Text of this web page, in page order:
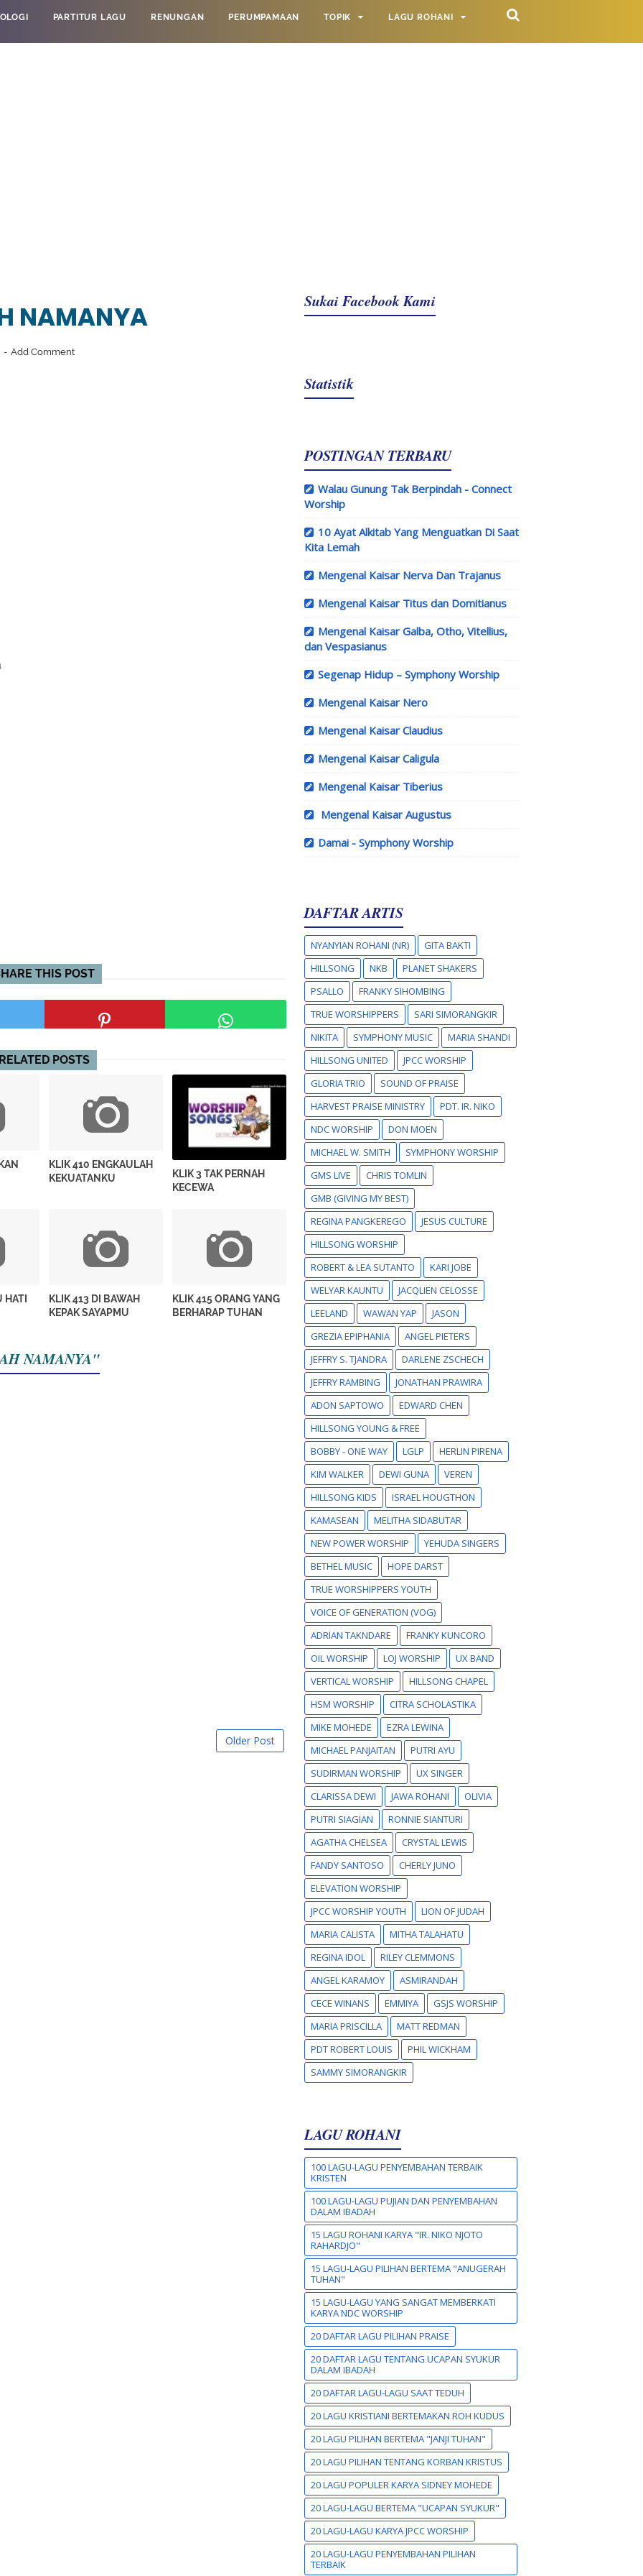
PARTITUR LAGU RENUNGAN PERUMPAMAAN TOPIK LAGU ROHANI
NAMANYA
Add Comment
THIS POST
RELATED POSTS
KLIK 410 ENGKAULAH
KEKUATANKU
KLIK 3 TAK PERNAH
KECEWA
HATI
KLIK 413 DI BAWAH
KEPAK SAYAPMU
KLIK 415 ORANG YANG
BERHARAP TUHAN
NAMANYA"
Older Post
Sukai Facebook Kami
Statistik
POSTINGAN TERBARU
Walau Gunung Tak Berpindah - Connect
Worship
10 Ayat Alkitab Yang Menguatkan Di Saat
Kita Lemah
Mengenal Kaisar Nerva Dan Trajanus
Mengenal Kaisar Titus dan Domitianus
Mengenal Kaisar Galba, Otho, Vitellius,
dan Vespasianus
Segenap Hidup – Symphony Worship
Mengenal Kaisar Nero
Mengenal Kaisar Claudius
Mengenal Kaisar Caligula
Mengenal Kaisar Tiberius
Mengenal Kaisar Augustus
Damai - Symphony Worship
DAFTAR ARTIS
NYANYIAN ROHANI (NR)
GITA BAKTI
HILLSONG
NKB
PLANET SHAKERS
PSALLO
FRANKY SIHOMBING
TRUE WORSHIPPERS
SARI SIMORANGKIR
NIKITA
SYMPHONY MUSIC
MARIA SHANDI
HILLSONG UNITED
JPCC WORSHIP
GLORIA TRIO
SOUND OF PRAISE
HARVEST PRAISE MINISTRY
PDT. IR. NIKO
NDC WORSHIP
DON MOEN
MICHAEL W. SMITH
SYMPHONY WORSHIP
GMS LIVE
CHRIS TOMLIN
GMB (GIVING MY BEST)
REGINA PANGKEREGO
JESUS CULTURE
HILLSONG WORSHIP
ROBERT & LEA SUTANTO
KARI JOBE
WELYAR KAUNTU
JACQLIEN CELOSSE
LEELAND
WAWAN YAP
JASON
GREZIA EPIPHANIA
ANGEL PIETERS
JEFFRY S. TJANDRA
DARLENE ZSCHECH
JEFFRY RAMBING
JONATHAN PRAWIRA
ADON SAPTOWO
EDWARD CHEN
HILLSONG YOUNG & FREE
BOBBY - ONE WAY
LGLP
HERLIN PIRENA
KIM WALKER
DEWI GUNA
VEREN
HILLSONG KIDS
ISRAEL HOUGTHON
KAMASEAN
MELITHA SIDABUTAR
NEW POWER WORSHIP
YEHUDA SINGERS
BETHEL MUSIC
HOPE DARST
TRUE WORSHIPPERS YOUTH
VOICE OF GENERATION (VOG)
ADRIAN TAKNDARE
FRANKY KUNCORO
OIL WORSHIP
LOJ WORSHIP
UX BAND
VERTICAL WORSHIP
HILLSONG CHAPEL
HSM WORSHIP
CITRA SCHOLASTIKA
MIKE MOHEDE
EZRA LEWINA
MICHAEL PANJAITAN
PUTRI AYU
SUDIRMAN WORSHIP
UX SINGER
CLARISSA DEWI
JAWA ROHANI
OLIVIA
PUTRI SIAGIAN
RONNIE SIANTURI
AGATHA CHELSEA
CRYSTAL LEWIS
FANDY SANTOSO
CHERLY JUNO
ELEVATION WORSHIP
JPCC WORSHIP YOUTH
LION OF JUDAH
MARIA CALISTA
MITHA TALAHATU
REGINA IDOL
RILEY CLEMMONS
ANGEL KARAMOY
ASMIRANDAH
CECE WINANS
EMMIYA
GSJS WORSHIP
MARIA PRISCILLA
MATT REDMAN
PDT ROBERT LOUIS
PHIL WICKHAM
SAMMY SIMORANGKIR
LAGU ROHANI
100 LAGU-LAGU PENYEMBAHAN TERBAIK
KRISTEN
100 LAGU-LAGU PUJIAN DAN PENYEMBAHAN
DALAM IBADAH
15 LAGU ROHANI KARYA "IR. NIKO NJOTO
RAHARDJO"
15 LAGU-LAGU PILIHAN BERTEMA "ANUGERAH
TUHAN"
15 LAGU-LAGU YANG SANGAT MEMBERKATI
KARYA NDC WORSHIP
20 DAFTAR LAGU PILIHAN PRAISE
20 DAFTAR LAGU TENTANG UCAPAN SYUKUR
DALAM IBADAH
20 DAFTAR LAGU-LAGU SAAT TEDUH
20 LAGU KRISTIANI BERTEMAKAN ROH KUDUS
20 LAGU PILIHAN BERTEMA "JANJI TUHAN"
20 LAGU PILIHAN TENTANG KORBAN KRISTUS
20 LAGU POPULER KARYA SIDNEY MOHEDE
20 LAGU-LAGU BERTEMA "UCAPAN SYUKUR"
20 LAGU-LAGU KARYA JPCC WORSHIP
20 LAGU-LAGU PENYEMBAHAN PILIHAN
TERBAIK